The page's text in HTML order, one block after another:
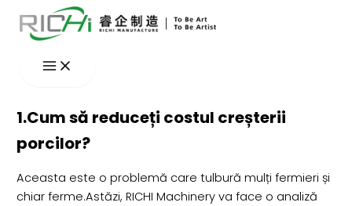
Skip
1.Cum să reduceți costul creșterii
porcilor?
Aceasta este o problemă care tulbură mulți fermieri și
chiar ferme.Astăzi, RICHI Machinery va face o analiză